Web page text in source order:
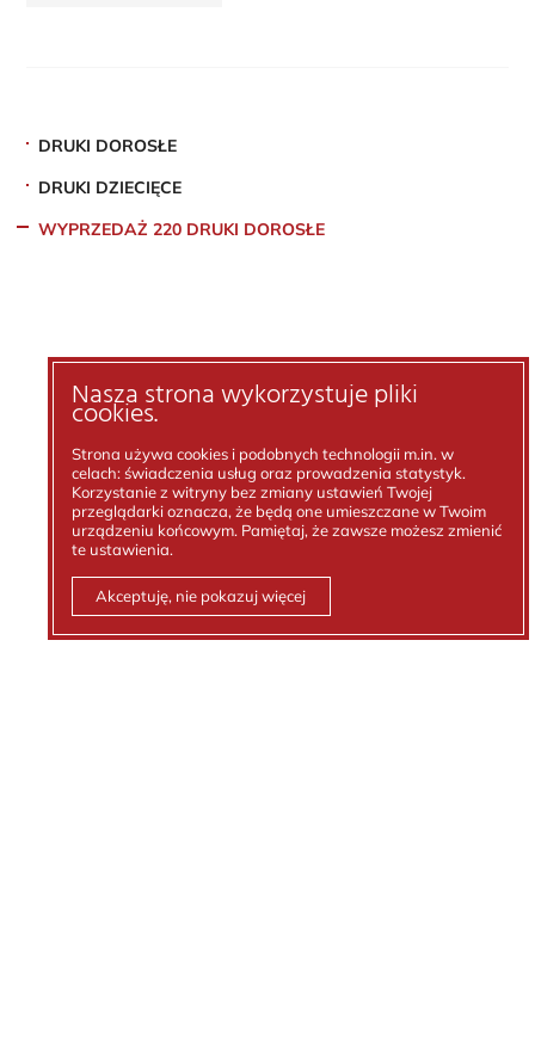
DRUKI DOROSŁE
DRUKI DZIECIĘCE
WYPRZEDAŻ 220 DRUKI DOROSŁE
Nasza strona wykorzystuje pliki
cookies.
Strona używa cookies i podobnych technologii m.in. w
celach: świadczenia usług oraz prowadzenia statystyk.
Korzystanie z witryny bez zmiany ustawień Twojej
przeglądarki oznacza, że będą one umieszczane w Twoim
urządzeniu końcowym. Pamiętaj, że zawsze możesz zmienić
te ustawienia.
Akceptuję, nie pokazuj więcej